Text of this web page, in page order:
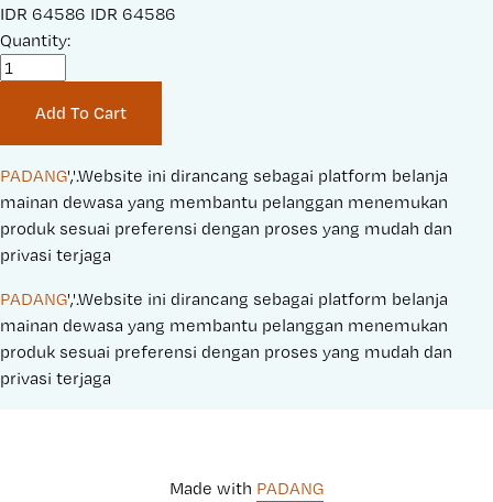
S
a
r
i
c
e
:
IDR 64586 O
i
n
a
l
P
r
c
e
:
IDR 64586
Quantity:
Add To Cart
PADANG','.Website ini dirancang sebagai platform belanja
mainan dewasa yang membantu pelanggan menemukan
produk sesuai preferensi dengan proses yang mudah dan
privasi terjaga
PADANG','.Website ini dirancang sebagai platform belanja
mainan dewasa yang membantu pelanggan menemukan
produk sesuai preferensi dengan proses yang mudah dan
privasi terjaga
Made with PADANG